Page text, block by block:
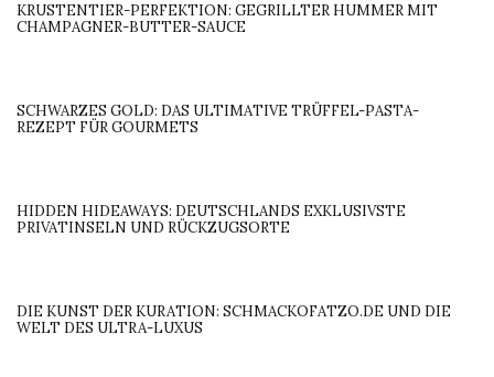
KRUSTENTIER-PERFEKTION: GEGRILLTER HUMMER MIT
CHAMPAGNER-BUTTER-SAUCE
SCHWARZES GOLD: DAS ULTIMATIVE TRÜFFEL-PASTA-
REZEPT FÜR GOURMETS
HIDDEN HIDEAWAYS: DEUTSCHLANDS EXKLUSIVSTE
PRIVATINSELN UND RÜCKZUGSORTE
DIE KUNST DER KURATION: SCHMACKOFATZO.DE UND DIE
WELT DES ULTRA-LUXUS